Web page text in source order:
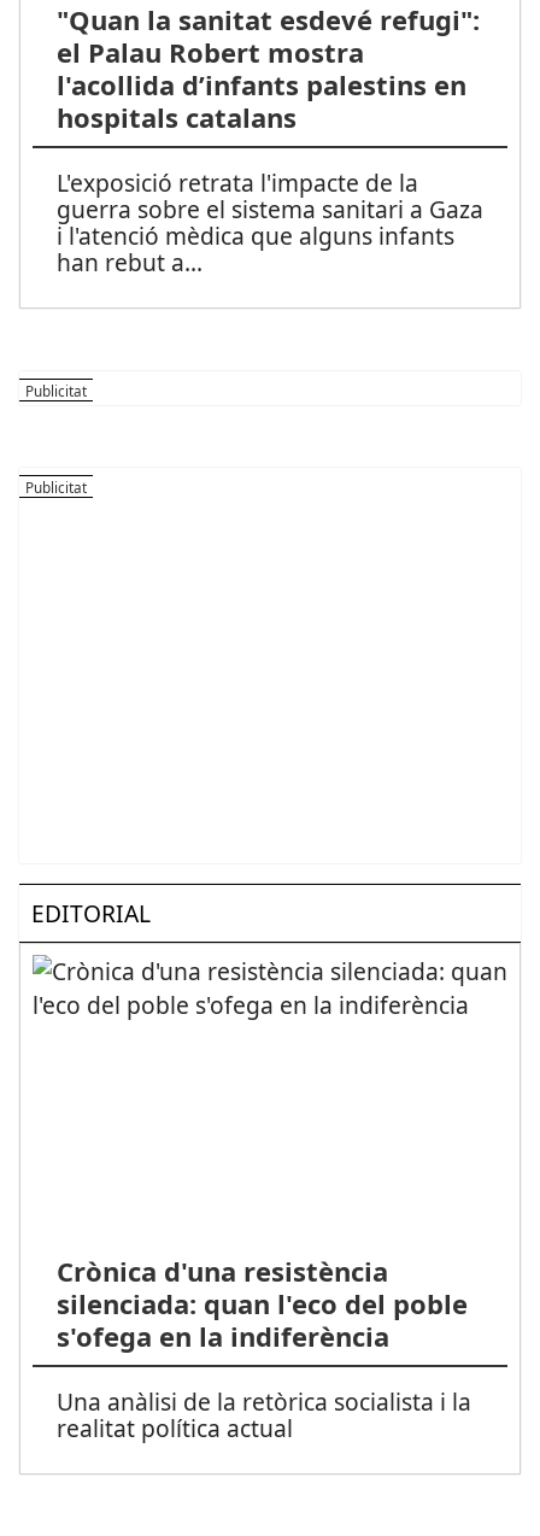
"Quan la sanitat esdevé refugi":
el Palau Robert mostra
l'acollida d’infants palestins en
hospitals catalans
L'exposició retrata l'impacte de la
guerra sobre el sistema sanitari a Gaza
i l'atenció mèdica que alguns infants
han rebut a...
EDITORIAL
Crònica d'una resistència
silenciada: quan l'eco del poble
s'ofega en la indiferència
Una anàlisi de la retòrica socialista i la
realitat política actual